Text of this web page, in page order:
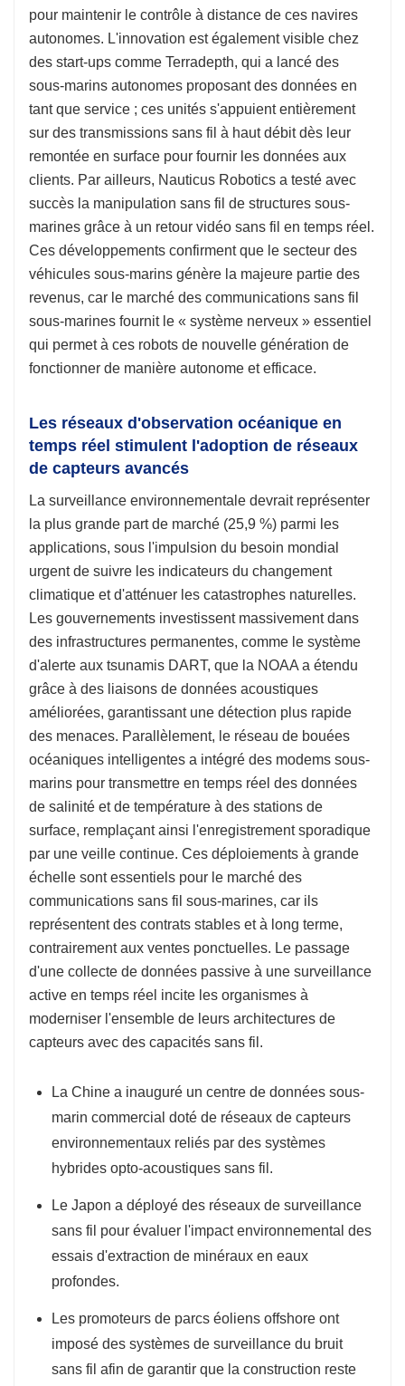
pour maintenir le contrôle à distance de ces navires
autonomes. L'innovation est également visible chez
des start-ups comme Terradepth, qui a lancé des
sous-marins autonomes proposant des données en
tant que service ; ces unités s'appuient entièrement
sur des transmissions sans fil à haut débit dès leur
remontée en surface pour fournir les données aux
clients. Par ailleurs, Nauticus Robotics a testé avec
succès la manipulation sans fil de structures sous-
marines grâce à un retour vidéo sans fil en temps réel.
Ces développements confirment que le secteur des
véhicules sous-marins génère la majeure partie des
revenus, car le marché des communications sans fil
sous-marines fournit le « système nerveux » essentiel
qui permet à ces robots de nouvelle génération de
fonctionner de manière autonome et efficace.
Les réseaux d'observation océanique en
temps réel stimulent l'adoption de réseaux
de capteurs avancés
La surveillance environnementale devrait représenter
la plus grande part de marché (25,9 %) parmi les
applications, sous l'impulsion du besoin mondial
urgent de suivre les indicateurs du changement
climatique et d'atténuer les catastrophes naturelles.
Les gouvernements investissent massivement dans
des infrastructures permanentes, comme le système
d'alerte aux tsunamis DART, que la NOAA a étendu
grâce à des liaisons de données acoustiques
améliorées, garantissant une détection plus rapide
des menaces. Parallèlement, le réseau de bouées
océaniques intelligentes a intégré des modems sous-
marins pour transmettre en temps réel des données
de salinité et de température à des stations de
surface, remplaçant ainsi l'enregistrement sporadique
par une veille continue. Ces déploiements à grande
échelle sont essentiels pour le marché des
communications sans fil sous-marines, car ils
représentent des contrats stables et à long terme,
contrairement aux ventes ponctuelles. Le passage
d'une collecte de données passive à une surveillance
active en temps réel incite les organismes à
moderniser l'ensemble de leurs architectures de
capteurs avec des capacités sans fil.
La Chine a inauguré un centre de données sous-
marin commercial doté de réseaux de capteurs
environnementaux reliés par des systèmes
hybrides opto-acoustiques sans fil.
Le Japon a déployé des réseaux de surveillance
sans fil pour évaluer l'impact environnemental des
essais d'extraction de minéraux en eaux
profondes.
Les promoteurs de parcs éoliens offshore ont
imposé des systèmes de surveillance du bruit
sans fil afin de garantir que la construction reste